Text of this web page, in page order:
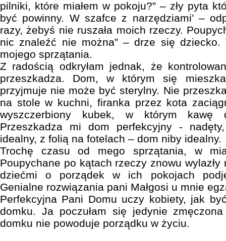
pilniki, które miałem w pokoju?” – zły pyta
być powinny. W szafce z narzędziami’ –
razy, żebyś nie ruszała moich rzeczy.
nic znaleźć nie można” – drze się dziecko.
mojego sprzątania.
Z radością odkryłam jednak, że
przeszkadza. Dom, w którym się
przyjmuje nie może być sterylny. Nie
na stole w kuchni, firanka przez kota
wyszczerbiony kubek, w którym kawę
Przeszkadza mi dom perfekcyjny -
idealny, z folią na fotelach – dom niby idealny.
Trochę czasu od mego sprzątania, w
Poupychane po kątach rzeczy znowu
dziećmi o porządek w ich pokojach
Genialne rozwiązania pani Małgosi u mnie
Perfekcyjna Pani Domu uczy kobiety, jak
domku. Ja poczułam się jedynie
domku nie powoduje porządku w życiu.